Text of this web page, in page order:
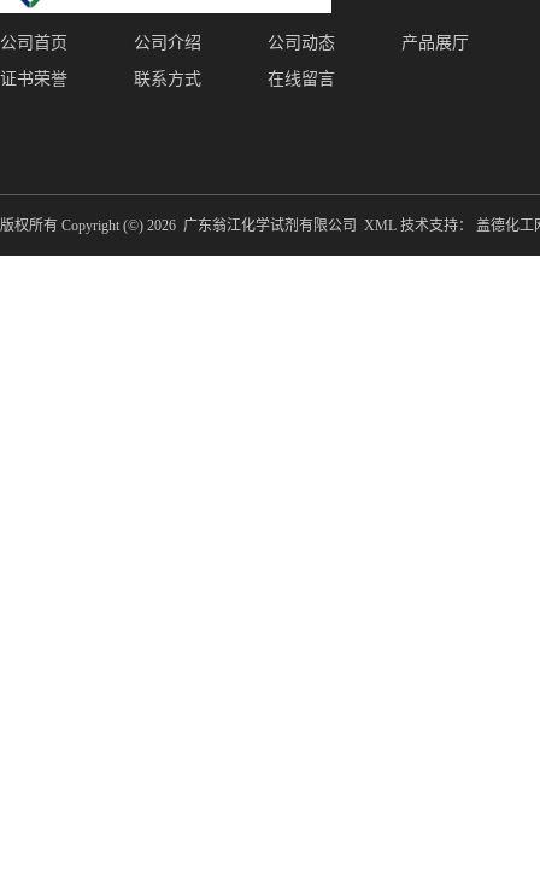
公司首页 公司介绍 公司动态
产品展厅
证书荣誉
联系方式 在线留言
版权所有 Copyright (©) 2026 广东翁江化学试剂有限公司 XML 技术支持： 盖德化工